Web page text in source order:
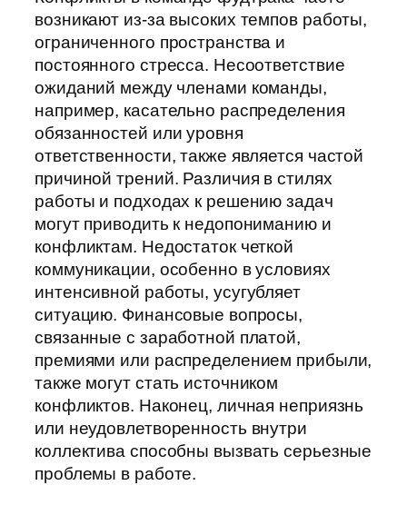
возникают из-за высоких темпов работы,
ограниченного пространства и
постоянного стресса. Несоответствие
ожиданий между членами команды,
например, касательно распределения
обязанностей или уровня
ответственности, также является частой
причиной трений. Различия в стилях
работы и подходах к решению задач
могут приводить к недопониманию и
конфликтам. Недостаток четкой
коммуникации, особенно в условиях
интенсивной работы, усугубляет
ситуацию. Финансовые вопросы,
связанные с заработной платой,
премиями или распределением прибыли,
также могут стать источником
конфликтов. Наконец, личная неприязнь
или неудовлетворенность внутри
коллектива способны вызвать серьезные
проблемы в работе.